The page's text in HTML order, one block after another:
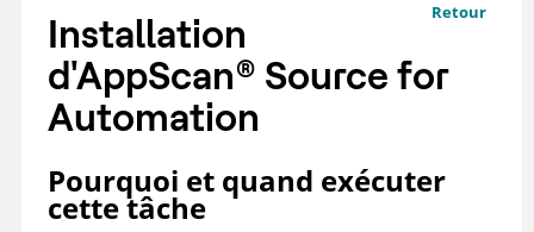
Retour
Installation
d'AppScan® Source for
Automation
Pourquoi et quand exécuter
cette tâche